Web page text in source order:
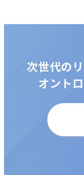
次世代の
オント